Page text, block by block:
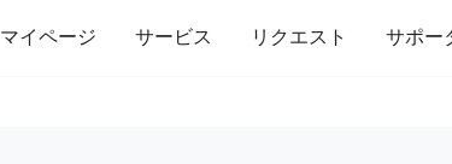
マイページ サービス リクエスト サポー
修理・組立 家事 引っ越し インテリア